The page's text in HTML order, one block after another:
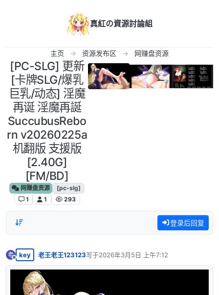
真紅の資源討論組
主页 资源发布区 网赚盘资源
[PC-SLG] 更新
[卡牌SLG/爆乳
巨乳/动态] 淫魔
再诞 淫魔再誕
SuccubusRebo
rn v20260225a
机翻版 支援版
[2.40G]
[FM/BD]
网赚盘资源
[pc-slg]
1
1 293
登录后回复
老
离线
key 老王老王123123写于2026年3月5日 上午7:12
最后由 编辑